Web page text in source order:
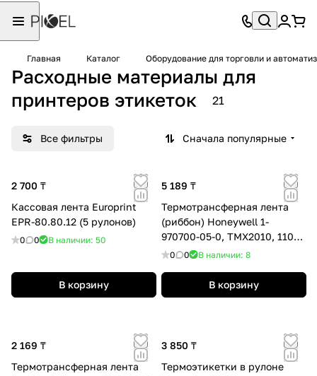
Главная Каталог Оборудование для торговли и
Расходные материалы для
принтеров этикеток
21
Все фильтры Сначала популярные
2 700 ₸
Кассовая лента Europrint
EPR-80.80.12 (5 рулонов)
0 0 В наличии: 50
В корзину
5 189 ₸
Термотрансферная лента
(риббон) Honeywell 1-
970700-05-0, TMX2010, 110
мм x 300 м (1 рулон)
0 0 В наличии: 8
В корзину
2 169 ₸
Термотрансферная лента
3 850 ₸
Термоэтикетки в рулоне